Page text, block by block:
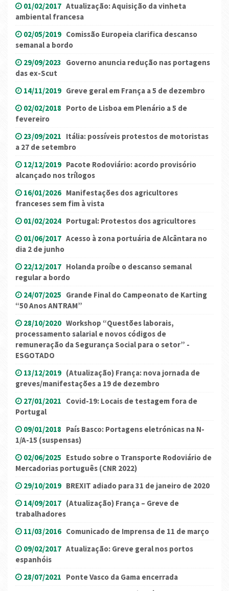
01/02/2017 Atualização: Aquisição da vinheta
ambiental francesa
02/05/2019 Comissão Europeia clarifica descanso
semanal a bordo
29/09/2023 Governo anuncia redução nas portagens
das ex-Scut
14/11/2019 Greve geral em França a 5 de dezembro
02/02/2018 Porto de Lisboa em Plenário a 5 de
fevereiro
23/09/2021 Itália: possíveis protestos de motoristas
a 27 de setembro
12/12/2019 Pacote Rodoviário: acordo provisório
alcançado nos trílogos
16/01/2026 Manifestações dos agricultores
franceses sem fim à vista
01/02/2024 Portugal: Protestos dos agricultores
01/06/2017 Acesso à zona portuária de Alcântara no
dia 2 de junho
22/12/2017 Holanda proíbe o descanso semanal
regular a bordo
24/07/2025 Grande Final do Campeonato de Karting
“50 Anos ANTRAM”
28/10/2020 Workshop “Questões laborais,
processamento salarial e novos códigos de
remuneração da Segurança Social para o setor” -
ESGOTADO
13/12/2019 (Atualização) França: nova jornada de
greves/manifestações a 19 de dezembro
27/01/2021 Covid-19: Locais de testagem fora de
Portugal
09/01/2018 País Basco: Portagens eletrónicas na N-
1/A-15 (suspensas)
02/06/2025 Estudo sobre o Transporte Rodoviário de
Mercadorias português (CNR 2022)
29/10/2019 BREXIT adiado para 31 de janeiro de 2020
14/09/2017 (Atualização) França – Greve de
trabalhadores
11/03/2016 Comunicado de Imprensa de 11 de março
09/02/2017 Atualização: Greve geral nos portos
espanhóis
28/07/2021 Ponte Vasco da Gama encerrada